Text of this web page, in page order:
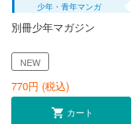
少年・青年マンガ
別冊少年マガジン
NEW
770円 (税込)
カート